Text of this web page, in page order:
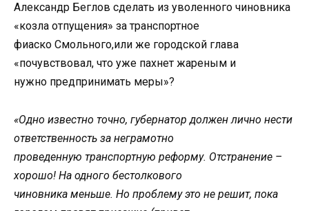
Александр Беглов сделать из уволенного чиновника
«козла отпущения» за транспортное
фиаско Смольного,или же городской глава
«почувствовал, что уже пахнет жареным и
нужно предпринимать меры»?
«Одно известно точно, губернатор должен лично нести
ответственность за неграмотно
проведенную транспортную реформу. Отстранение –
хорошо! На одного бестолкового
чиновника меньше. Но проблему это не решит, пока